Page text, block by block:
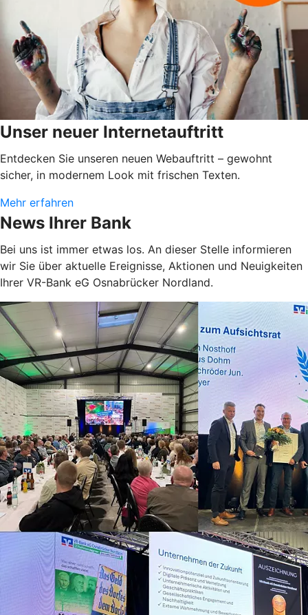
Unser neuer Internetauftritt
Entdecken Sie unseren neuen Webauftritt – gewohnt
sicher, in modernem Look mit frischen Texten.
Mehr erfahren
News Ihrer Bank
Bei uns ist immer etwas los. An dieser Stelle informieren
wir Sie über aktuelle Ereignisse, Aktionen und Neuigkeiten
Ihrer VR-Bank eG Osnabrücker Nordland.